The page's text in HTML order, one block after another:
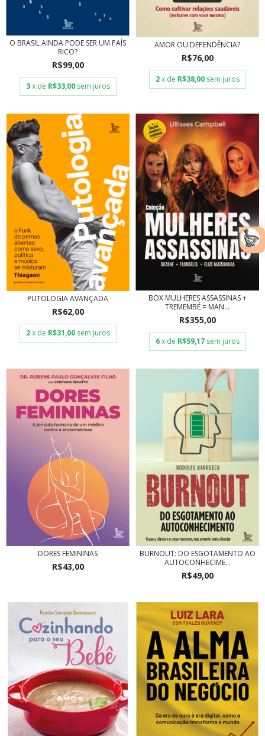
O BRASIL AINDA PODE SER UM PAÍS
RICO?
R$99,00
3 x de R$33,00 sem juros
AMOR OU DEPENDÊNCIA?
R$76,00
2 x de R$38,00 sem juros
PUTOLOGIA AVANÇADA
R$62,00
2 x de R$31,00 sem juros
BOX MULHERES ASSASSINAS +
TREMEMBÉ = MAN...
R$355,00
6 x de R$59,17 sem juros
DORES FEMININAS
R$43,00
BURNOUT: DO ESGOTAMENTO AO
AUTOCONHECIME...
R$49,00